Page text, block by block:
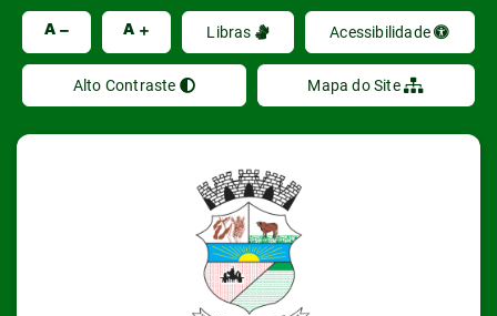
A A Libras Acessibilidade
Alto Contraste Mapa do Site